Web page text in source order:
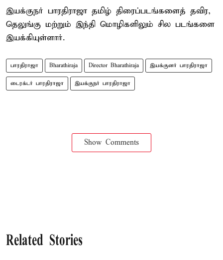
இயக்குநர் பாரதிராஜா தமிழ் திரைப்படங்களைத் தவிர,
தெலுங்கு மற்றும் இந்தி மொழிகளிலும் சில படங்களை
இயக்கியுள்ளார்.
பாரதிராஜா Bharathiraja Director Bharathiraja இயக்குனர் பாரதிராஜா
டைரக்டர் பாரதிராஜா இயக்குநர் பாரதிராஜா
Show Comments
Related Stories